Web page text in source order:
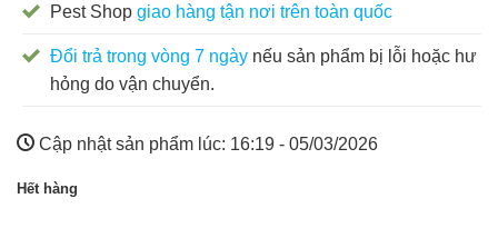
Pest Shop giao hàng tận nơi trên toàn quốc
Đổi trả trong vòng 7 ngày nếu sản phẩm bị lỗi hoặc hư
hỏng do vận chuyển.
Cập nhật sản phẩm lúc: 16:19 - 05/03/2026
Hết hàng